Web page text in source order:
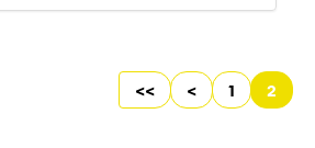
<< < 1 2